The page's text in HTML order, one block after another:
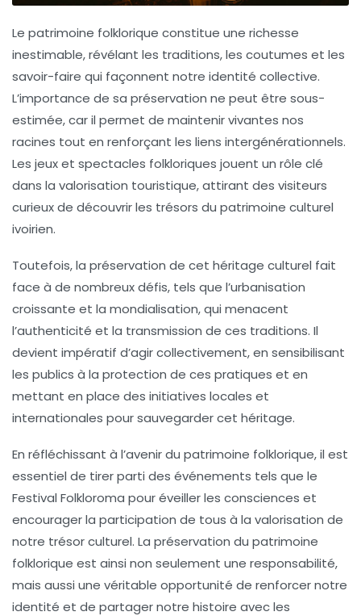
Le patrimoine folklorique constitue une richesse
inestimable, révélant les traditions, les coutumes et les
savoir-faire qui façonnent notre identité collective.
L’importance de sa préservation ne peut être sous-
estimée, car il permet de maintenir vivantes nos
racines tout en renforçant les liens intergénérationnels.
Les jeux et spectacles folkloriques jouent un rôle clé
dans la valorisation touristique, attirant des visiteurs
curieux de découvrir les trésors du patrimoine culturel
ivoirien.
Toutefois, la préservation de cet héritage culturel fait
face à de nombreux défis, tels que l’urbanisation
croissante et la mondialisation, qui menacent
l’authenticité et la transmission de ces traditions. Il
devient impératif d’agir collectivement, en sensibilisant
les publics à la protection de ces pratiques et en
mettant en place des initiatives locales et
internationales pour sauvegarder cet héritage.
En réfléchissant à l’avenir du patrimoine folklorique, il est
essentiel de tirer parti des événements tels que le
Festival Folkloroma pour éveiller les consciences et
encourager la participation de tous à la valorisation de
notre trésor culturel. La préservation du patrimoine
folklorique est ainsi non seulement une responsabilité,
mais aussi une véritable opportunité de renforcer notre
identité et de partager notre histoire avec les